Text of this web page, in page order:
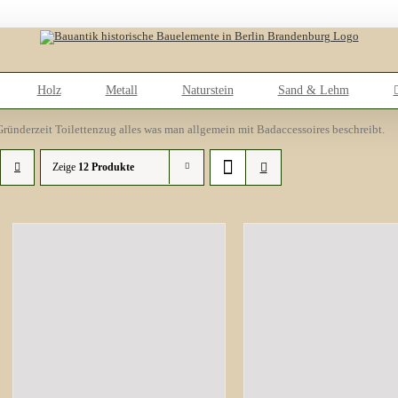
Holz Metall Naturstein Sand & Lehm
Toilettenzug alles was man allgemein mit Badaccessoires beschreibt.
Zeige 12 Produkte